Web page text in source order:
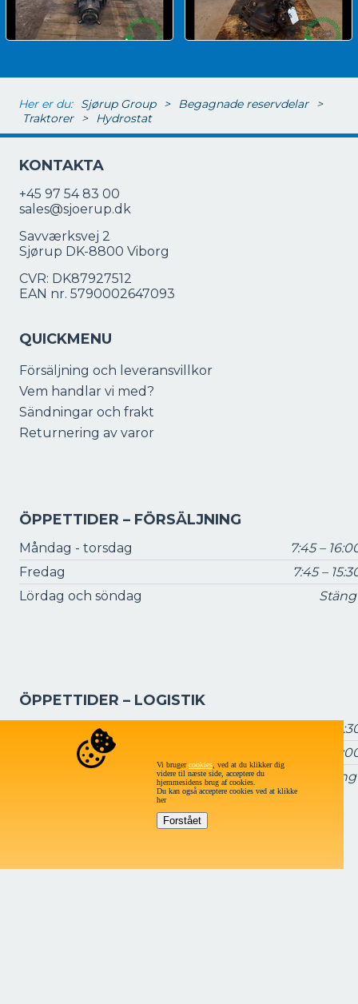
Her er du: Sjørup Group > Begagnade reservdelar >
Traktorer > Hydrostat
KONTAKTA
+45 97 54 83 00
sales@sjoerup.dk
Savværksvej 2
Sjørup DK-8800 Viborg
CVR: DK87927512
EAN nr. 5790002647093
QUICKMENU
Försäljning och leveransvillkor
Vem handlar vi med?
Sändningar och frakt
Returnering av varor
ÖPPETTIDER – FÖRSÄLJNING
Måndag - torsdag
7:45 –
Fredag
7:45 –
Lördag och söndag
ÖPPETTIDER – LOGISTIK
Måndag - torsdag
7:15 –
7:15 –
Vi brugercookies, ved at du klikker dig
videre til næste side, acceptere du
hjemmesidens brug af cookies.
Du kan også acceptere cookies ved at klikke
her